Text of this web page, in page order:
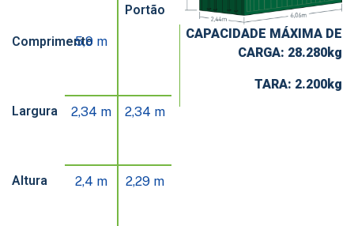
Portão
Comprimento
5,9 m
Largura 2,34 m 2,34 m
Altura 2,4 m 2,29 m
CAPACIDADE MÁXIMA DE
CARGA: 28.280kg
TARA: 2.200kg